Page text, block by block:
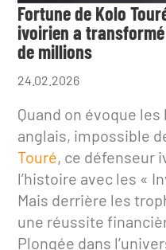
Fortune de Kolo
ivoirien a
de millions
24.02.2026
Quand on évoque
anglais, impossible
Touré, ce défenseur
l’histoire avec les «
Mais derrière les
une réussite
Plongée dans